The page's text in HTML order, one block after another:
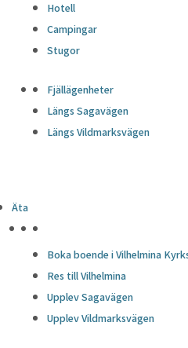
Hotell
Campingar
Stugor
Fjällägenheter
Längs Sagavägen
Längs Vildmarksvägen
Äta
Boka boende i Vilhelmina
Res till Vilhelmina
Upplev Sagavägen
Upplev Vildmarksvägen